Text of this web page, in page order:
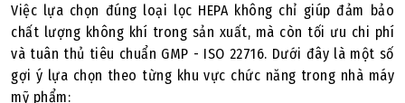
Việc lựa chọn đúng loại lọc HEPA không chỉ giúp đảm bảo
chất lượng không khí trong sản xuất, mà còn tối ưu chi phí
và tuân thủ tiêu chuẩn GMP - ISO 22716. Dưới đây là một số
gợi ý lựa chọn theo từng khu vực chức năng trong nhà máy
mỹ phẩm: